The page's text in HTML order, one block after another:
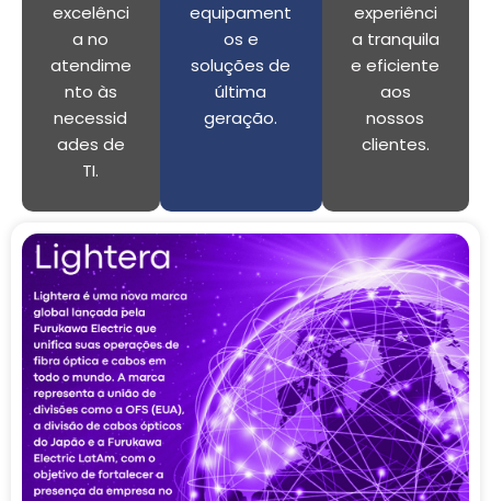
excelênci
a no
atendime
nto às
necessid
ades de
TI.
equipament
os e
soluções de
última
geração.
experiênci
a tranquila
e eficiente
aos
nossos
clientes.